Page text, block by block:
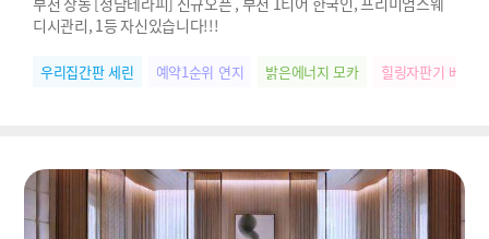
디시관리, 1등 자신있습니다!!!
우리집간판 세린 예약1순위 연지 밝은에너지 모카 힐링자판기 베베